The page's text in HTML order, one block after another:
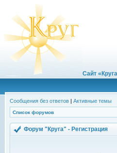
Сайт
Сообщения без ответов | Активные темы
Список форумов
Форум "Круга" - Регистрация